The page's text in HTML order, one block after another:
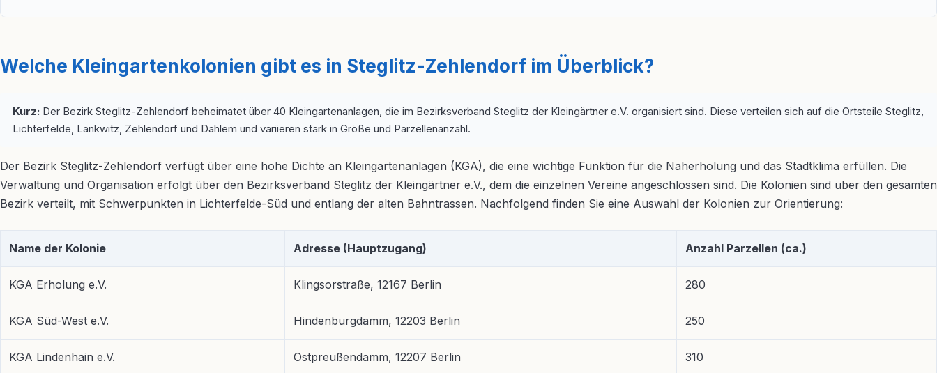
Welche Kleingartenkolonien gibt es in Steglitz-Zehlendorf im Überblick?
Kurz: Der Bezirk Steglitz-Zehlendorf beheimatet über 40 Kleingartenanlagen, die im Bezirksverband Steglitz der Kleingärtner e.V. organisiert sind. Diese verteilen sich auf die Ortsteile Steglitz,
Lichterfelde, Lankwitz, Zehlendorf und Dahlem und variieren stark in Größe und Parzellenanzahl.
Der Bezirk Steglitz-Zehlendorf verfügt über eine hohe Dichte an Kleingartenanlagen (KGA), die eine wichtige Funktion für die Naherholung und das Stadtklima erfüllen. Die
Verwaltung und Organisation erfolgt über den Bezirksverband Steglitz der Kleingärtner e.V., dem die einzelnen Vereine angeschlossen sind. Die Kolonien sind über den gesamten
Bezirk verteilt, mit Schwerpunkten in Lichterfelde-Süd und entlang der alten Bahntrassen. Nachfolgend finden Sie eine Auswahl der Kolonien zur Orientierung:
Name der Kolonie Adresse (Hauptzugang) Anzahl Parzellen (ca.)
KGA Erholung e.V. Klingsorstraße, 12167 Berlin 280
KGA Süd-West e.V. Hindenburgdamm, 12203 Berlin 250
KGA Lindenhain e.V. Ostpreußendamm, 12207 Berlin 310